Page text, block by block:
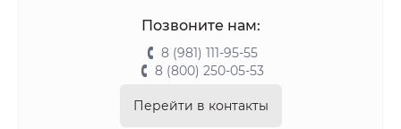
Позвоните нам:
8 (981) 111-95-55
8 (800) 250-05-53
Перейти в контакты